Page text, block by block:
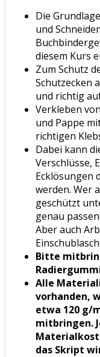
Die
und
diesem Kurs
Zum Schutz
Schutzecken
und richtig
Verkleben
und Pappe
richtigen
Dabei kann
Verschlüsse,
Ecklösungen
werden. Wer
geschützt
genau
Aber auch
Bitte
Alle
vorhanden,
etwa 120 g/
mitbringen.
das Skript